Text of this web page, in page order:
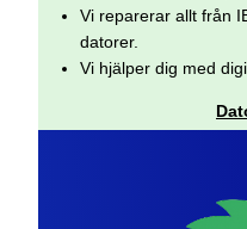
Vi reparerar allt från
datorer.
Vi hjälper dig med